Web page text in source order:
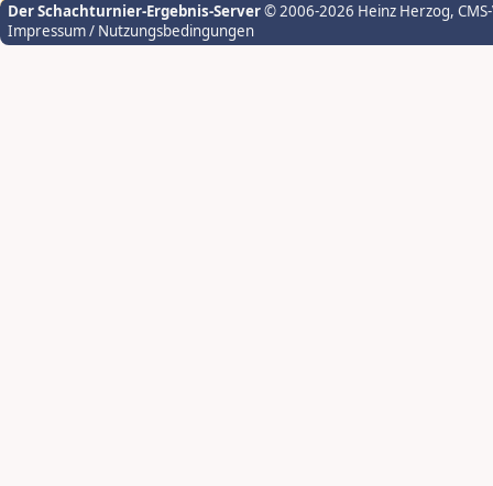
Der Schachturnier-Ergebnis-Server© 2006-2026 Heinz Herzog,
Impressum / Nutzungsbedingungen